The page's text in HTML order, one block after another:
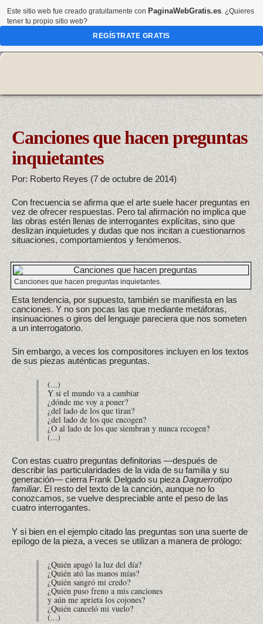
Canciones que hacen preguntas
inquietantes
Por: Roberto Reyes (7 de octubre de 2014)
Con frecuencia se afirma que el arte suele hacer preguntas en
vez de ofrecer respuestas. Pero tal afirmación no implica que
las obras estén llenas de interrogantes explícitas, sino que
deslizan inquietudes y dudas que nos incitan a cuestionarnos
situaciones, comportamientos y fenómenos.
Canciones que hacen preguntas inquietantes.
Esta tendencia, por supuesto, también se manifiesta en las
canciones. Y no son pocas las que mediante metáforas,
insinuaciones o giros del lenguaje pareciera que nos someten
a un interrogatorio.
Sin embargo, a veces los compositores incluyen en los textos
de sus piezas auténticas preguntas.
(...)
Y si el mundo va a cambiar
¿dónde me voy a poner?
¿del lado de los que tiran?
¿del lado de los que encogen?
¿O al lado de los que siembran y nunca recogen?
(...)
Con estas cuatro preguntas definitorias —después de
describir las particularidades de la vida de su familia y su
generación— cierra Frank Delgado su piezaDaguerrotipo
familiar. El resto del texto de la canción, aunque no lo
conozcamos, se vuelve despreciable ante el peso de las
cuatro interrogantes.
Y si bien en el ejemplo citado las preguntas son una suerte de
epílogo de la pieza, a veces se utilizan a manera de prólogo:
¿Quién apagó la luz del día?
¿Quién ató las manos mías?
¿Quién sangró mi credo?
¿Quién puso freno a mis canciones
y aún me aprieta los cojones?
¿Quién canceló mi vuelo?
(...)
Este sitio web fue creado gratuitamente con PaginaWebGratis.es. ¿Quieres
tener tu propio sitio web?
REGÍSTRATE GRATIS